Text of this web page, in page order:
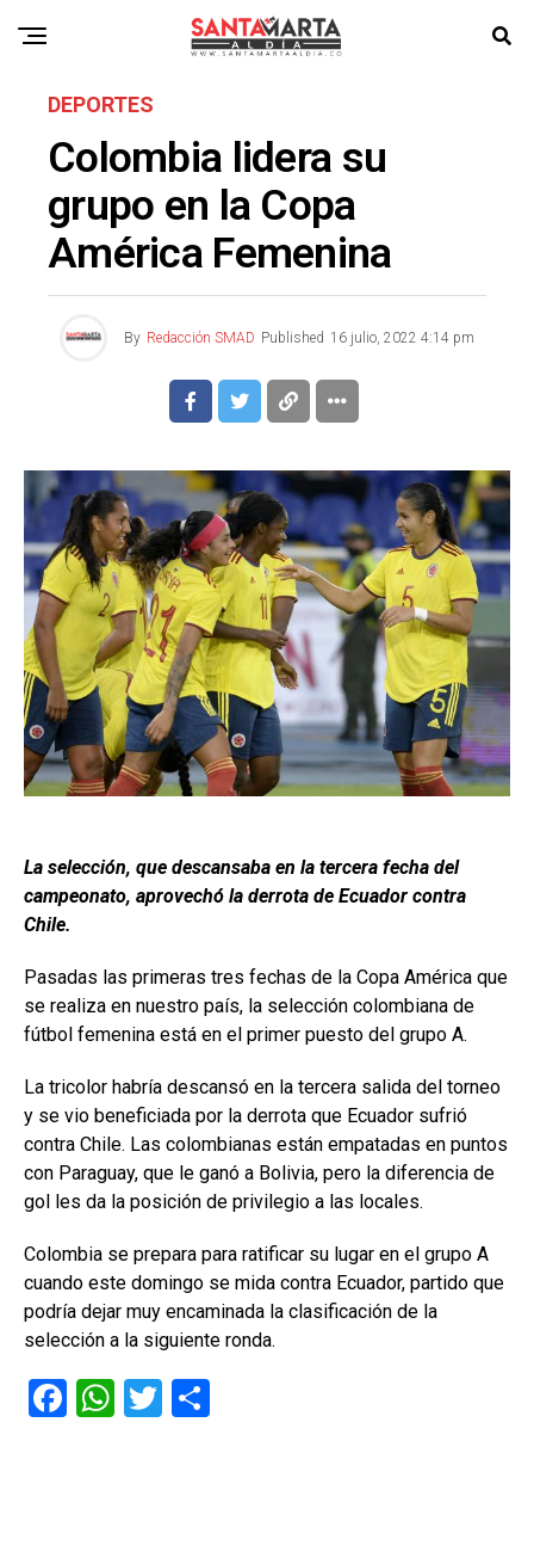
DEPORTES
Colombia lidera su
grupo en la Copa
América Femenina
By Redacción SMAD Published 16 julio, 2022 4:14 pm
La selección, que descansaba en la tercera fecha del
campeonato, aprovechó la derrota de Ecuador contra
Chile.
Pasadas las primeras tres fechas de la Copa América que
se realiza en nuestro país, la selección colombiana de
fútbol femenina está en el primer puesto del grupo A.
La tricolor habría descansó en la tercera salida del torneo
y se vio beneficiada por la derrota que Ecuador sufrió
contra Chile. Las colombianas están empatadas en puntos
con Paraguay, que le ganó a Bolivia, pero la diferencia de
gol les da la posición de privilegio a las locales.
Colombia se prepara para ratificar su lugar en el grupo A
cuando este domingo se mida contra Ecuador, partido que
podría dejar muy encaminada la clasificación de la
selección a la siguiente ronda.
F
W T